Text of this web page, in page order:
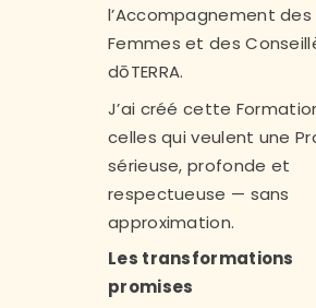
l’Accompagnement des
Femmes et des
dōTERRA.
J’ai créé cette
celles qui veulent une
sérieuse, profonde et
respectueuse — sans
approximation.
Les transformations
promises